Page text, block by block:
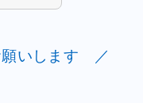
いします ／